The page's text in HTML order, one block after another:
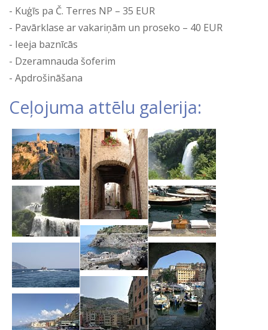
Kuģīs pa Č. Terres NP – 35 EUR
Pavārklase ar vakariņām un proseko – 40 EUR
Ieeja baznīcās
Dzeramnauda šoferim
Apdrošināšana
Ceļojuma attēlu galerija: